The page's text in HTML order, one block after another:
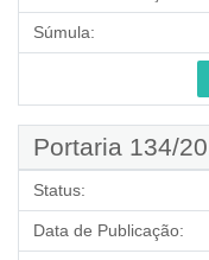
Súmula:
Portaria 134/
Status:
Data de Publicação: